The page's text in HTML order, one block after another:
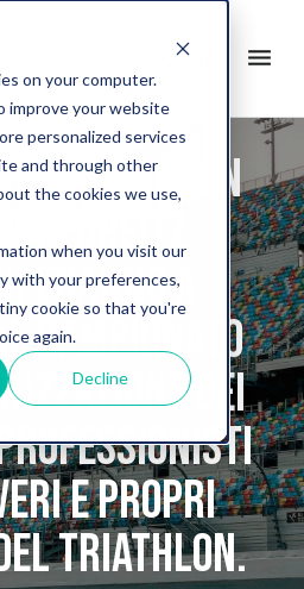
on your computer.
improve your website
personalized services
and through other
the cookies we use,
when you visit our
with your preferences,
cookie so that you're
again.
Decline
menu
search
Watkinson
Dreitz
a
Campionato
dei
e propri
Triathlon.